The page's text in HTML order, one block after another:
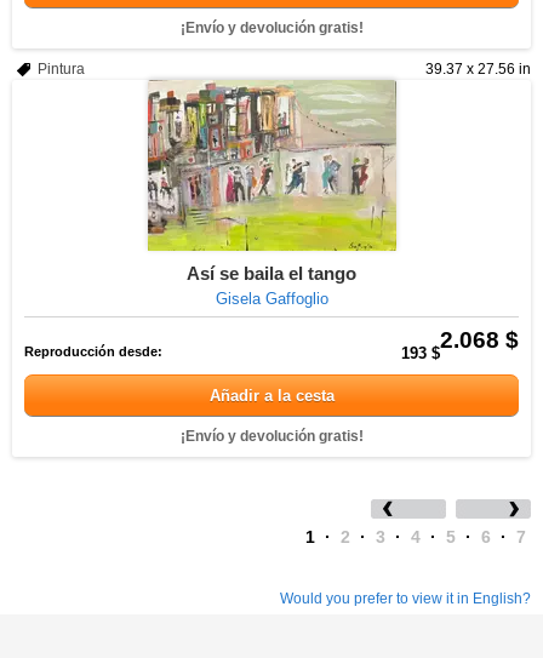
¡Envío y devolución gratis!
39.37 x 27.56 in
Pintura
Así se baila el tango
Gisela Gaffoglio
2.068 $
Reproducción desde: 193 $
Añadir a la cesta
¡Envío y devolución gratis!
1 · 2 · 3 · 4 · 5 · 6 · 7
Would you prefer to view it in English?